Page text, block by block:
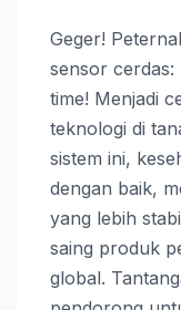
Geger!
sensor cerdas:
time! Menjadi
teknologi di
sistem ini,
dengan baik,
yang lebih
saing produk
global.